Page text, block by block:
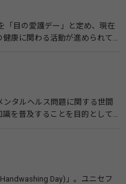
「目の愛護デー」と定め、現在
康に関わる活動が進められて
タルヘルス問題に関する世間
を普及することを目的として、
（厚生労働省）
Day)」。ユニセフ